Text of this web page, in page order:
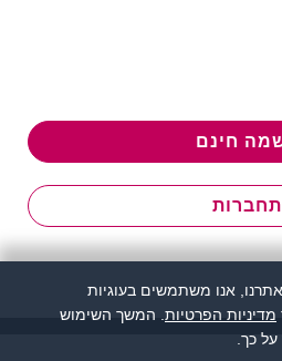
חינם
אנו משתמשים בעוגיות
מדיניות הפרטיות . המשך השימוש
כך.